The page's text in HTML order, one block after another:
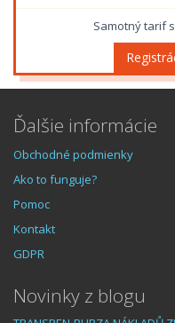
Samotný tarif
Ďalšie informácie
Obchodné podmienky
Ako to funguje?
Pomoc
Kontakt
GDPR
Novinky z blogu